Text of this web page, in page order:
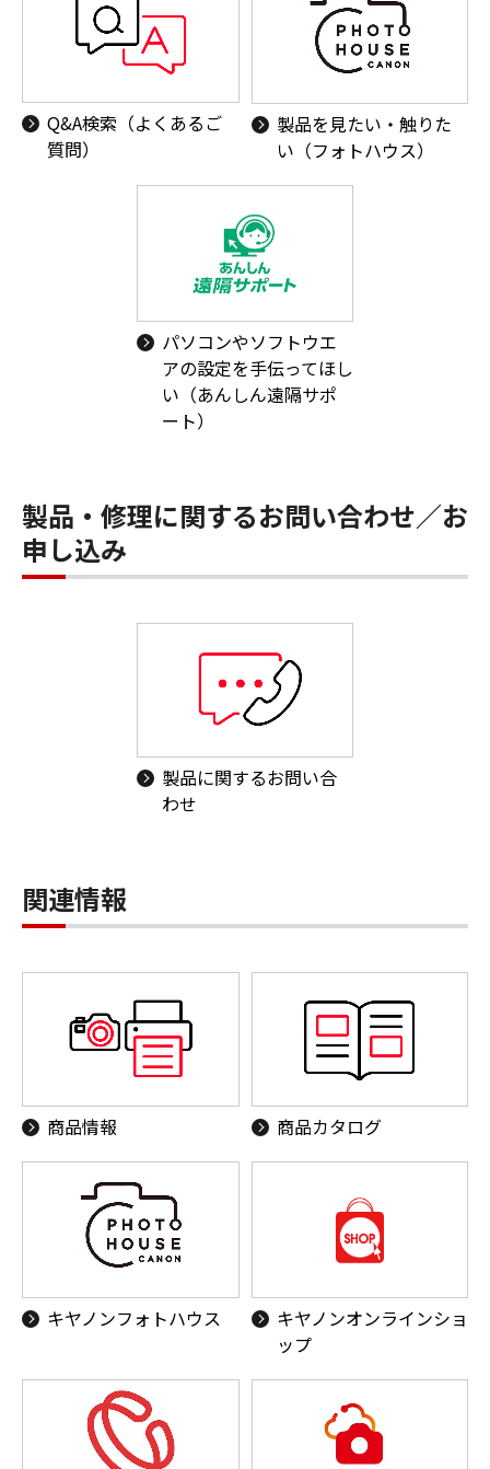
Q&A検索（よくあるご
質問）
製品を見たい・触りた
い（フォトハウス）
パソコンやソフトウエ
アの設定を手伝ってほし
い（あんしん遠隔サポ
ート）
製品・修理に関するお問い合わせ／お
申し込み
製品に関するお問い合
わせ
関連情報
商品情報 商品カタログ
キヤノンフォトハウス
キヤノンオンラインショ
ップ